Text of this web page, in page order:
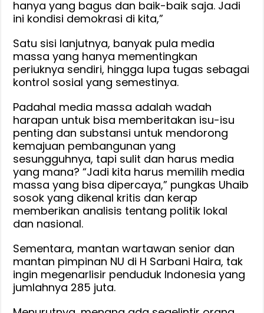
hanya yang bagus dan baik-baik saja. Jadi
ini kondisi demokrasi di kita,”
Satu sisi lanjutnya, banyak pula media
massa yang hanya mementingkan
periuknya sendiri, hingga lupa tugas sebagai
kontrol sosial yang semestinya.
Padahal media massa adalah wadah
harapan untuk bisa memberitakan isu-isu
penting dan substansi untuk mendorong
kemajuan pembangunan yang
sesungguhnya, tapi sulit dan harus media
yang mana? “Jadi kita harus memilih media
massa yang bisa dipercaya,” pungkas Uhaib
sosok yang dikenal kritis dan kerap
memberikan analisis tentang politik lokal
dan nasional.
Sementara, mantan wartawan senior dan
mantan pimpinan NU di H Sarbani Haira, tak
ingin megenarlisir penduduk Indonesia yang
jumlahnya 285 juta.